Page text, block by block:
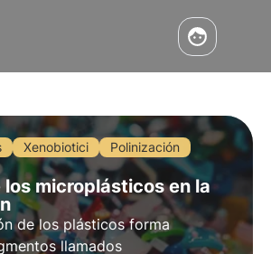
Xenobiotici
Polinización
microplásticos en la
de los plásticos forma
llamados